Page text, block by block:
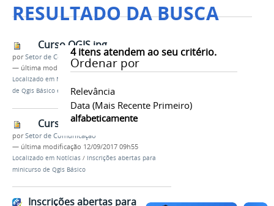
RESULTADO DA BUSCA
4itens atendem ao seu critério.
Ordenar por
Relevância
Data (mais Recente Primeiro)
alfabeticamente
Curso QGIS.jpg
porSetor de Comunicação
— última modificação09/11/2017 08h18
Localizado em Notícias
de Qgis Básico é ofertada no dia 18/11
Curso QGIS.jpg
porSetor de Comunicação
— última modificação 12/09/2017 09h55
Localizado em Notícias / Inscrições abertas para
minicurso de Qgis Básico
Inscrições abertas para